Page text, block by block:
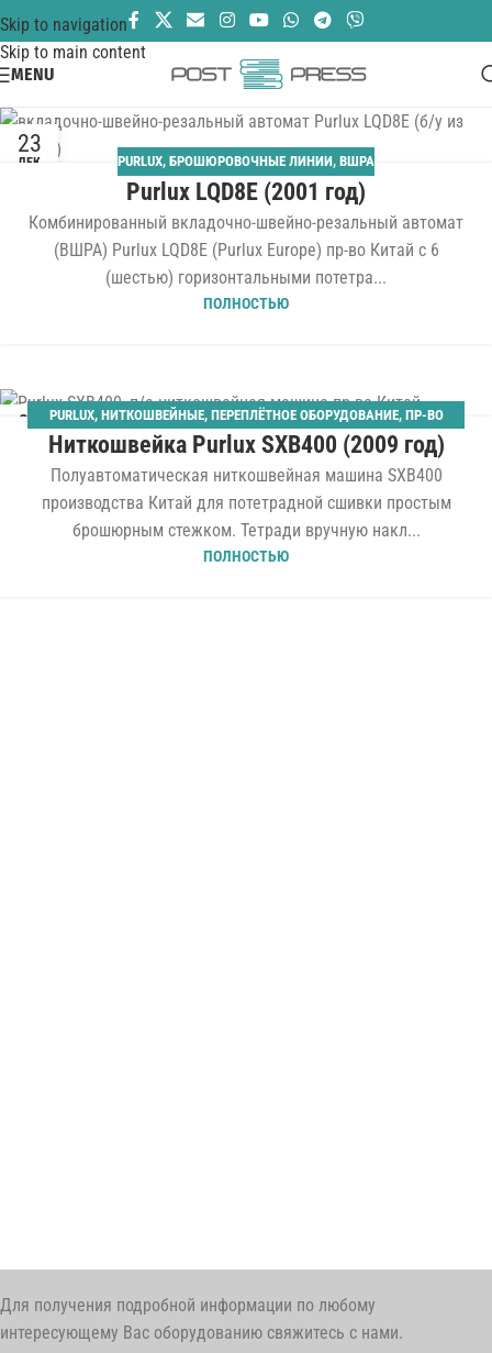
Skip to navigation
Skip to main content
MENU
23
ДЕК PURLUX, БРОШЮРОВОЧНЫЕ ЛИНИИ, ВШРА
Purlux LQD8E (2001 год)
Комбинированный вкладочно-швейно-резальный автомат
(ВШРА) Purlux LQD8E (Purlux Europe) пр-во Китай с 6
(шестью) горизонтальными потетра...
ПОЛНОСТЬЮ
01 PURLUX, НИТКОШВЕЙНЫЕ, ПЕРЕПЛЁТНОЕ ОБОРУДОВАНИЕ, ПР-ВО
КИТАЙ,ТВЁРДЫЙ ПЕРЕПЛЁТ
Ниткошвейка Purlux SXB400 (2009 год)
Полуавтоматическая ниткошвейная машина SXB400
производства Китай для потетрадной сшивки простым
брошюрным стежком. Тетради вручную накл...
ПОЛНОСТЬЮ
Для получения подробной информации по любому
интересующему Вас оборудованию свяжитесь с нами.